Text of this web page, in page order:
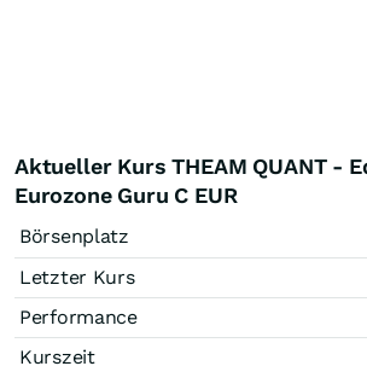
Aktueller Kurs THEAM QUANT -
Eurozone Guru C EUR
Börsenplatz
Letzter Kurs
Performance
Kurszeit